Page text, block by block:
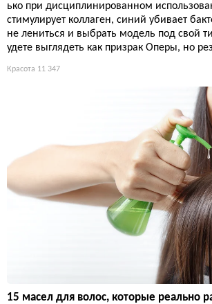
ько при дисциплинированном
стимулирует коллаген, синий убивает
не лениться и выбрать модель под свой
удете выглядеть как призрак Оперы, но
Красота 11 347
15 масел для волос, которые реально